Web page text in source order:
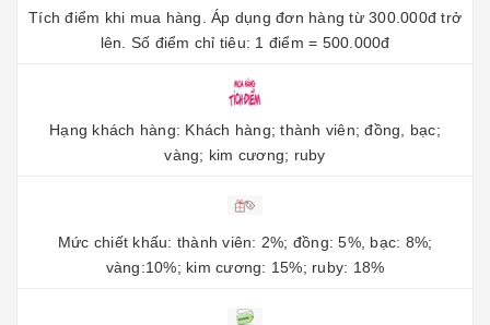
Tích điểm khi mua hàng. Áp dụng đơn hàng từ 300.000đ trở
lên. Số điểm chỉ tiêu: 1 điểm = 500.000đ
Hạng khách hàng: Khách hàng; thành viên; đồng, bạc;
vàng; kim cương; ruby
Mức chiết khấu: thành viên: 2%; đồng: 5%, bạc: 8%;
vàng:10%; kim cương: 15%; ruby: 18%